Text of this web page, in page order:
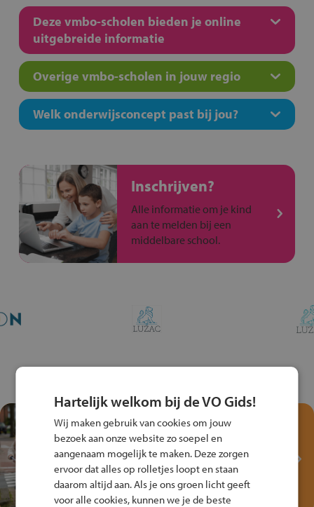
Deze vmbo-scholen bieden je online
uitgebreide informatie
Overige vmbo-scholen in jouw regio
Welk onderwijsconcept past bij jou?
Inschrijven?
Alle informatie om je kind
aan te melden bij een
middelbare school.
Test je kennis met het
Fiets Veilig
Verkeersspel!
Speel het Fiets Veilig Verkeersspel
en win een Cortina-fiets!
Hartelijk welkom bij de VO Gids!
Wij maken gebruik van cookies om jouw
bezoek aan onze website zo soepel en
aangenaam mogelijk te maken. Deze zorgen
ervoor dat alles op rolletjes loopt en staan
daarom altijd aan. Als je ons groen licht geeft
voor alle cookies, kunnen we je de beste